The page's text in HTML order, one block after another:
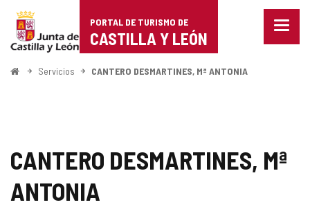
Portal
de
Turismo
León
PORTAL DE TURISMO DE
CASTILLA Y LEÓN
Menu
InicioServicios CANTERO DESMARTINES, Mª ANTONIA
CANTERO DESMARTINES, Mª
ANTONIA